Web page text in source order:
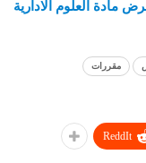
مادة العلوم الادارية
مقررات
ReddIt